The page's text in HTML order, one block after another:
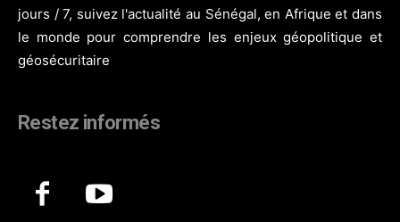
jours / 7, suivez l'actualité au Sénégal, en Afrique et dans
le monde pour comprendre les enjeux géopolitique et
géosécuritaire
Restez informés